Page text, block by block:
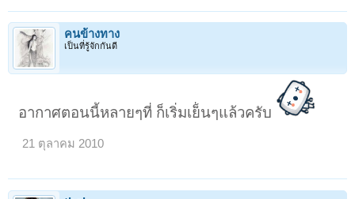
คนข้างทาง
เป็นที่รู้จักกันดี
อากาศตอนนี้หลายๆที่ ก็เริ่มเย็่นๆแล้วครับ
21 ตุลาคม 2010